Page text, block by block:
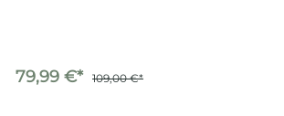
79,99 €* 109,00 €*